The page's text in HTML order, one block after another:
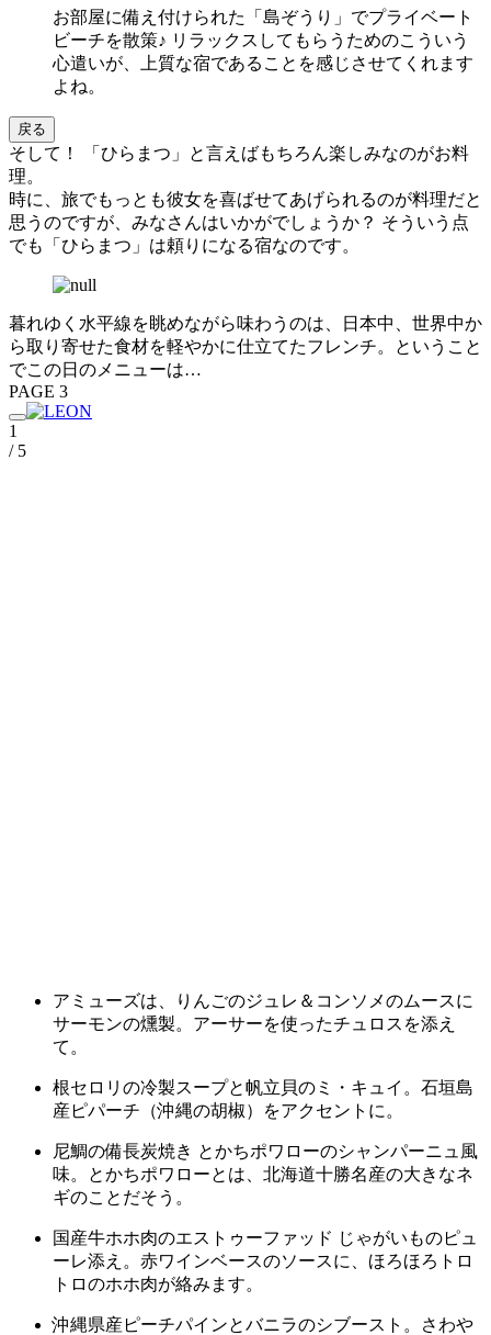
お部屋に備え付けられた「島ぞうり」でプライベート
ビーチを散策♪ リラックスしてもらうためのこういう
心遣いが、上質な宿であることを感じさせてくれます
よね。
戻る
そして！ 「ひらまつ」と言えばもちろん楽しみなのがお料
理。
時に、旅でもっとも彼女を喜ばせてあげられるのが料理だと
思うのですが、みなさんはいかがでしょうか？ そういう点
でも「ひらまつ」は頼りになる宿なのです。
暮れゆく水平線を眺めながら味わうのは、日本中、世界中か
ら取り寄せた食材を軽やかに仕立てたフレンチ。ということ
でこの日のメニューは…
PAGE 3
1
/ 5
アミューズは、りんごのジュレ＆コンソメのムースに
サーモンの燻製。アーサーを使ったチュロスを添え
て。
根セロリの冷製スープと帆立貝のミ・キュイ。石垣島
産ピパーチ（沖縄の胡椒）をアクセントに。
尼鯛の備長炭焼き とかちポワローのシャンパーニュ風
味。とかちポワローとは、北海道十勝名産の大きなネ
ギのことだそう。
国産牛ホホ肉のエストゥーファッド じゃがいものピュ
ーレ添え。赤ワインベースのソースに、ほろほろトロ
トロのホホ肉が絡みます。
沖縄県産ピーチパインとバニラのシブースト。さわや